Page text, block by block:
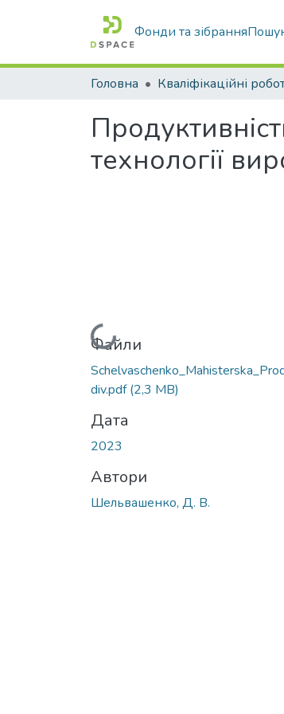
Фонди та зібрання
Головна Кваліфікаційні
технології
Вантажиться...
Файли
div.pdf(2,3 MB)
Дата
2023
Автори
Шельвашенко, Д. В.